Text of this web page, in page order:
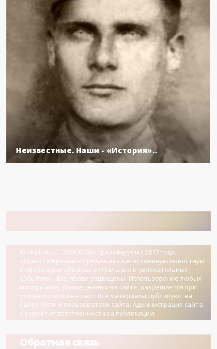
Неизвестные. Наши - «История»..
© «Крым» → 2026 © Мы транслируем с 2017 года. -
«Новости Крыма» – предлагает качественную новостную
информацию обо всех актуальных и увлекательных
событиях... Все права защищены. Использование любых
материалов, размещённых на сайте, разрешается при
условии ссылки на сайт. Все материалы публикуют на
сайте гости и пользователи сайта. Администрация сайта
не несет ответственности за публикации.
Обратная связь